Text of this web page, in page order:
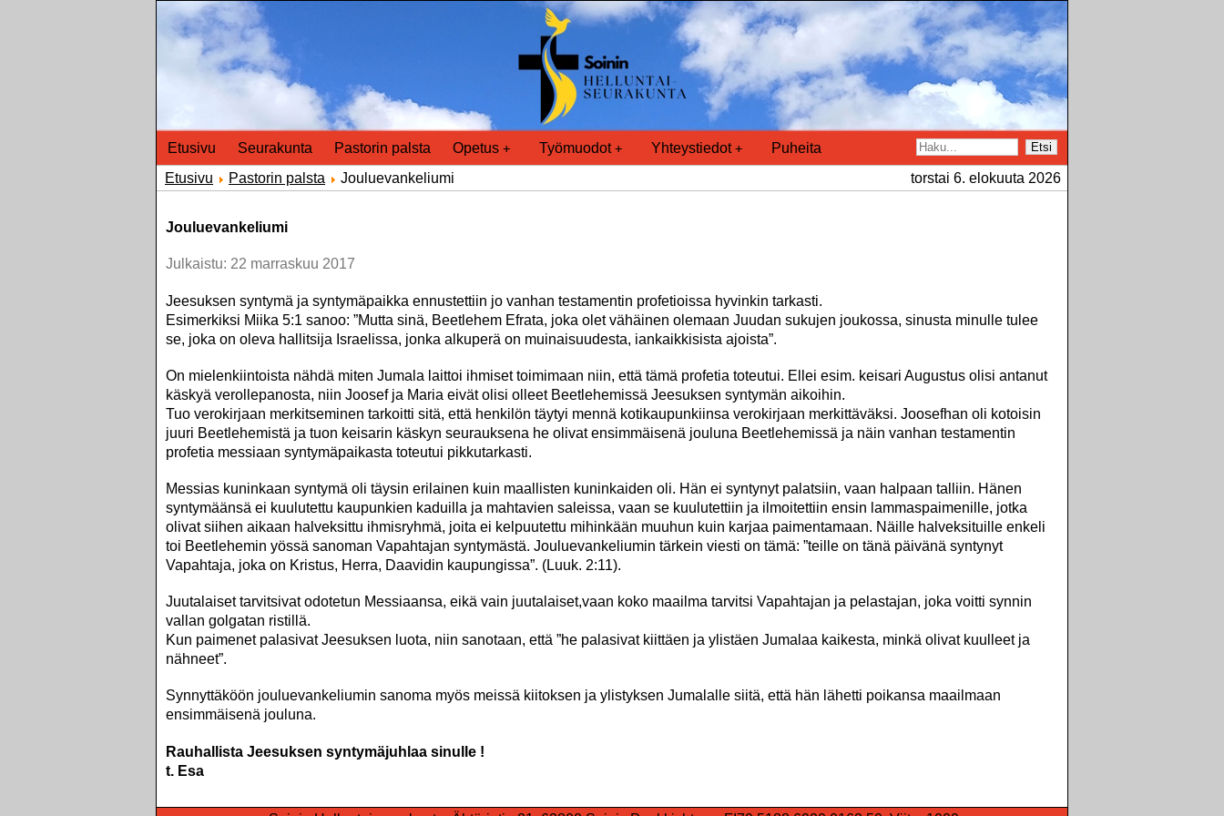
Etusivu Seurakunta Pastorin palsta Opetus Työmuodot Yhteystiedot Puheita Etsi
Etusivu Pastorin palsta Jouluevankeliumi torstai 6. elokuuta 2026
Jouluevankeliumi
Julkaistu: 22 marraskuu 2017
Jeesuksen syntymä ja syntymäpaikka ennustettiin jo vanhan testamentin profetioissa hyvinkin tarkasti.
Esimerkiksi Miika 5:1 sanoo: ”Mutta sinä, Beetlehem Efrata, joka olet vähäinen olemaan Juudan sukujen joukossa, sinusta minulle tulee
se, joka on oleva hallitsija Israelissa, jonka alkuperä on muinaisuudesta, iankaikkisista ajoista”.
On mielenkiintoista nähdä miten Jumala laittoi ihmiset toimimaan niin, että tämä profetia toteutui. Ellei esim. keisari Augustus olisi antanut
käskyä verollepanosta, niin Joosef ja Maria eivät olisi olleet Beetlehemissä Jeesuksen syntymän aikoihin.
Tuo verokirjaan merkitseminen tarkoitti sitä, että henkilön täytyi mennä kotikaupunkiinsa verokirjaan merkittäväksi. Joosefhan oli kotoisin
juuri Beetlehemistä ja tuon keisarin käskyn seurauksena he olivat ensimmäisenä jouluna Beetlehemissä ja näin vanhan testamentin
profetia messiaan syntymäpaikasta toteutui pikkutarkasti.
Messias kuninkaan syntymä oli täysin erilainen kuin maallisten kuninkaiden oli. Hän ei syntynyt palatsiin, vaan halpaan talliin. Hänen
syntymäänsä ei kuulutettu kaupunkien kaduilla ja mahtavien saleissa, vaan se kuulutettiin ja ilmoitettiin ensin lammaspaimenille, jotka
olivat siihen aikaan halveksittu ihmisryhmä, joita ei kelpuutettu mihinkään muuhun kuin karjaa paimentamaan. Näille halveksituille enkeli
toi Beetlehemin yössä sanoman Vapahtajan syntymästä. Jouluevankeliumin tärkein viesti on tämä: ”teille on tänä päivänä syntynyt
Vapahtaja, joka on Kristus, Herra, Daavidin kaupungissa”. (Luuk. 2:11).
Juutalaiset tarvitsivat odotetun Messiaansa, eikä vain juutalaiset,vaan koko maailma tarvitsi Vapahtajan ja pelastajan, joka voitti synnin
vallan golgatan ristillä.
Kun paimenet palasivat Jeesuksen luota, niin sanotaan, että ”he palasivat kiittäen ja ylistäen Jumalaa kaikesta, minkä olivat kuulleet ja
nähneet”.
Synnyttäköön jouluevankeliumin sanoma myös meissä kiitoksen ja ylistyksen Jumalalle siitä, että hän lähetti poikansa maailmaan
ensimmäisenä jouluna.
Rauhallista Jeesuksen syntymäjuhlaa sinulle !
t. Esa